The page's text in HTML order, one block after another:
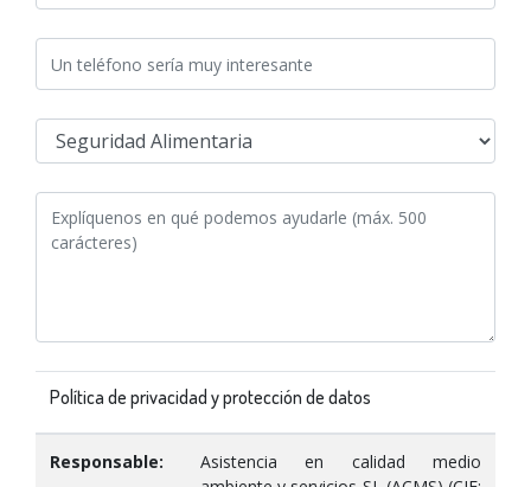
Política de privacidad y protección de datos
Responsable:
Asistencia en calidad medio